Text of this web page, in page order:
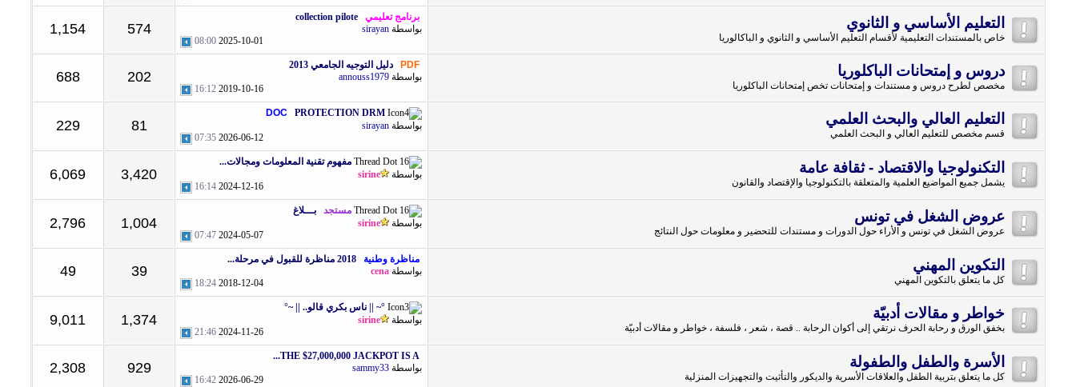
التعليم الأساسي و الثانوي
خاص بالمستندات التعليمية لأقسام التعليم الأساسي و الثانوي و الباكالوريا
برنامج تعليمي
collection pilote
بواسطة sirayan
2025-10-01
08:00
574
1,154
دروس و إمتحانات الباكلوريا
مخصص لطرح دروس و مستندات و إمتحانات تخص إمتحانات الباكلوريا
PDF
دليل التوجيه الجامعي 2013
بواسطة annouss1979
2019-10-16
16:12
202
688
التعليم العالي والبحث العلمي
قسم مخصص للتعليم العالي و البحث العلمي
DOC
PROTECTION DRM
بواسطة sirayan
2026-06-12
07:35
81
229
التكنولوجيا والاقتصاد - ثقافة عامة
يشمل جميع المواضيع العلمية والمتعلقة بالتكنولوجيا والإقتصاد والقانون
مفهوم تقنية المعلومات ومجالات...
بواسطة
sirine
2024-12-16
16:14
3,420
6,069
عروض الشغل في تونس
عروض الشغل في تونس و الأراء حول الدورات و مستندات للتحضير و معلومات حول النتائج
مستجد
بـــلاغ
بواسطة
sirine
2024-05-07
07:47
1,004
2,796
التكوين المهني
كل ما يتعلق بالتكوين المهني
مناظرة وطنية
2018 مناظرة للقبول في مرحلة...
بواسطة cena
2018-12-04
18:24
39
49
خواطر و مقالات أدبيّة
بخفق الورق و رحابة الحرف نرتقي إلى أكوان الرحابة .. قصة ، شعر ، فلسفة ، خواطر و مقالات أدبيّة
°~ || ناس بكري قالو.. || ~°
بواسطة
sirine
2024-11-26
21:46
1,374
9,011
الأسرة والطفل والطفولة
كل ما يتعلق بتربية الطفل والعلاقات الأسرية والديكور والتأثيت والتجهيزات المنزلية
THE $27,000,000 JACKPOT IS A...
بواسطة sammy33
2026-06-29
16:42
929
2,308